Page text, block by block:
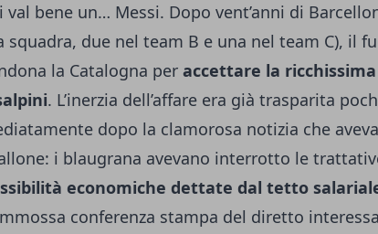
val bene un… Messi. Dopo vent’anni di
squadra, due nel team B e una nel team C), il
la Catalogna per accettare la
. L’inerzia dell’affare era già trasparita
dopo la clamorosa notizia che
i blaugrana avevano interrotto le
economiche dettate dal tetto
conferenza stampa del diretto